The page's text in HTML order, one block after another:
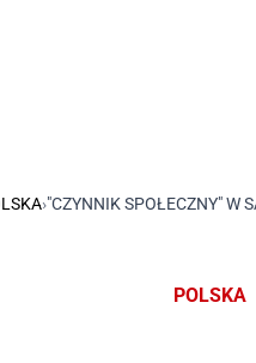
›"CZYNNIK SPOŁECZNY" W
POLSKA